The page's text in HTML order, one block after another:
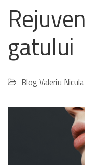
gatului
Blog Valeriu Nicula